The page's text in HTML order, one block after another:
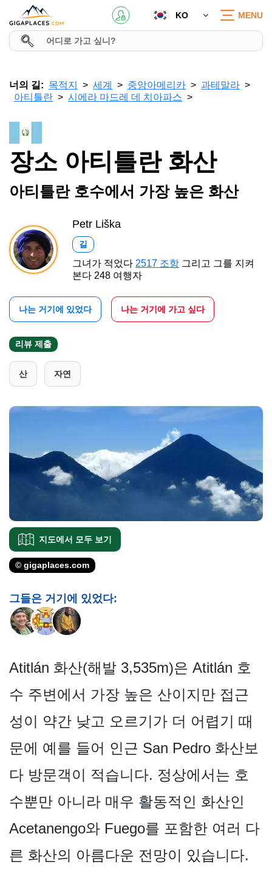
KO MENU
너의 길: 목적지 세계 중앙아메리카
과테말라
아티틀란
시에라 마드레 데 치아파스
장소 아티틀란 화산
아티틀란 호수에서 가장 높은 화산
Petr Liška
길
그녀가 적었다 2517 조항 그리고 그를 지켜
본다 248 여행자
나는 거기에 있었다 나는 거기에 가고 싶다
리뷰 제출
산 자연
지도에서 모두 보기
© gigaplaces.com
그들은 거기에 있었다:
Atitlán 화산(해발 3,535m)은 Atitlán 호
수 주변에서 가장 높은 산이지만 접근
성이 약간 낮고 오르기가 더 어렵기 때
문에 예를 들어 인근 San Pedro 화산보
다 방문객이 적습니다. 정상에서는 호
수뿐만 아니라 매우 활동적인 화산인
Acetanengo와 Fuego를 포함한 여러 다
른 화산의 아름다운 전망이 있습니다.